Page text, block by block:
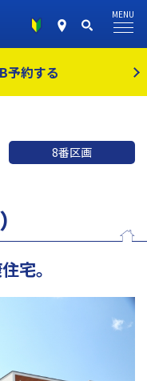
予約する
MENU
8番区画
宅。